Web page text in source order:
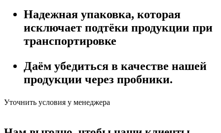
Надежная упаковка, которая
исключает подтёки продукции при
транспортировке
Даём убедиться в качестве нашей
продукции через пробники.
Уточнить условия у менеджера